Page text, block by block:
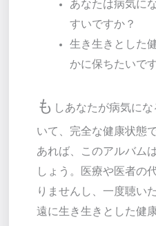
あなたは病気に
すいですか？
生き生きとした
かに保ちたいで
も しあなたが病気に
いて、完全な健康状態
あれば、このアルバム
しょう。医療や医者の
りませんし、一度聴い
遠に生き生きとした健